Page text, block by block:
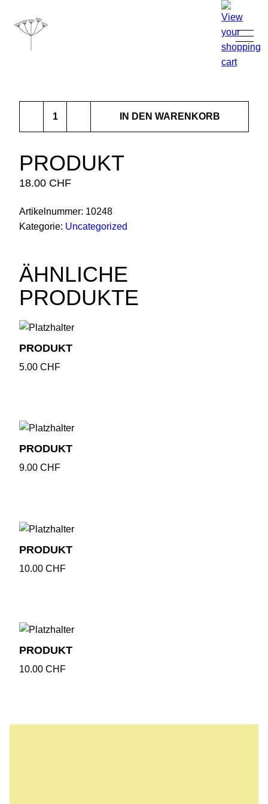
RESTAURANT STUCKI
KONTAKT
ONLINESHOP
IN DEN WARENKORB
PRODUKT
18.00 CHF
Artikelnummer: 10248
Kategorie: Uncategorized
ÄHNLICHE
PRODUKTE
PRODUKT
5.00 CHF
PRODUKT
9.00 CHF
PRODUKT
10.00 CHF
PRODUKT
10.00 CHF